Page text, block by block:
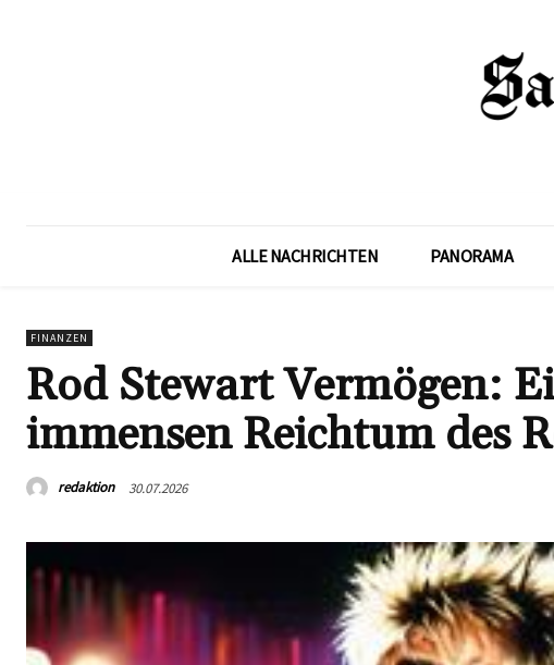
ALLE NACHRICHTEN PANORAMA
FINANZEN
Rod Stewart Vermögen:
immensen Reichtum des
redaktion 30.07.2026